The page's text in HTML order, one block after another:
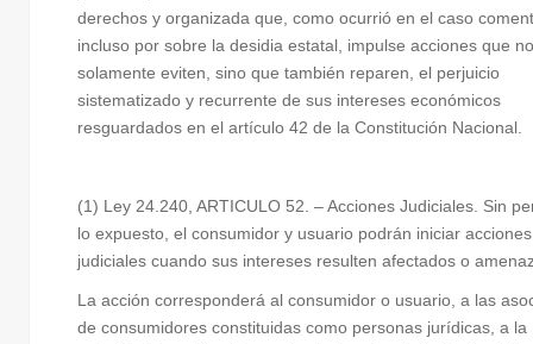
derechos y organizada que, como ocurrió en el caso
incluso por sobre la desidia estatal, impulse acciones que no
solamente eviten, sino que también reparen, el perjuicio
sistematizado y recurrente de sus intereses económicos
resguardados en el artículo 42 de la Constitución Nacional.
(1) Ley 24.240, ARTICULO 52. – Acciones Judiciales. Sin
lo expuesto, el consumidor y usuario podrán iniciar acciones
judiciales cuando sus intereses resulten afectados o
La acción corresponderá al consumidor o usuario, a las
de consumidores constituidas como personas jurídicas, a la